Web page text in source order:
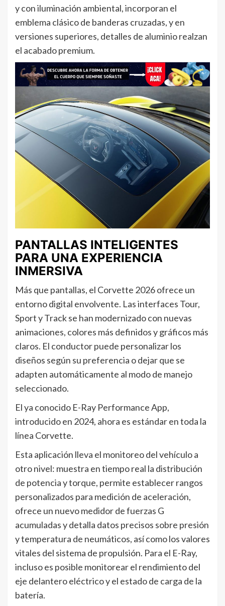
y con iluminación ambiental, incorporan el
emblema clásico de banderas cruzadas, y en
versiones superiores, detalles de aluminio realzan
el acabado premium.
PANTALLAS INTELIGENTES
PARA UNA EXPERIENCIA
INMERSIVA
Más que pantallas, el Corvette 2026 ofrece un
entorno digital envolvente. Las interfaces Tour,
Sport y Track se han modernizado con nuevas
animaciones, colores más definidos y gráficos más
claros. El conductor puede personalizar los
diseños según su preferencia o dejar que se
adapten automáticamente al modo de manejo
seleccionado.
El ya conocido E-Ray Performance App,
introducido en 2024, ahora es estándar en toda la
línea Corvette.
Esta aplicación lleva el monitoreo del vehículo a
otro nivel: muestra en tiempo real la distribución
de potencia y torque, permite establecer rangos
personalizados para medición de aceleración,
ofrece un nuevo medidor de fuerzas G
acumuladas y detalla datos precisos sobre presión
y temperatura de neumáticos, así como los valores
vitales del sistema de propulsión. Para el E-Ray,
incluso es posible monitorear el rendimiento del
eje delantero eléctrico y el estado de carga de la
batería.